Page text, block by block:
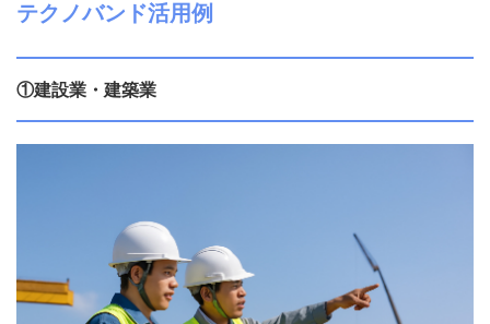
テクノバンド活用例
①建設業・建築業